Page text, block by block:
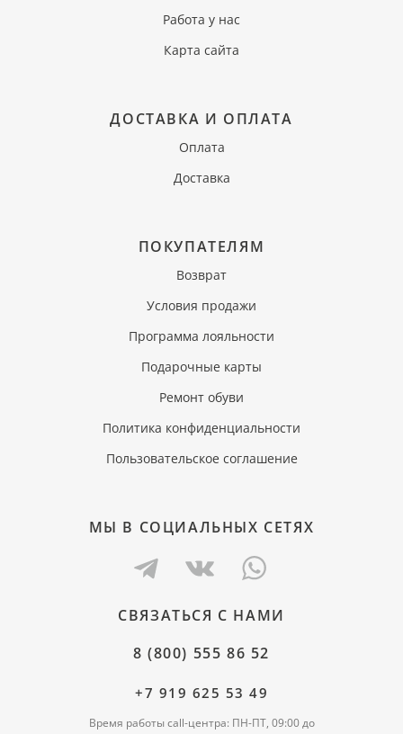
Работа у нас
Карта сайта
ДОСТАВКА И ОПЛАТА
Оплата
Доставка
ПОКУПАТЕЛЯМ
Возврат
Условия продажи
Программа лояльности
Подарочные карты
Ремонт обуви
Политика конфиденциальности
Пользовательское соглашение
МЫ В СОЦИАЛЬНЫХ СЕТЯХ
СВЯЗАТЬСЯ С НАМИ
8 (800) 555 86 52
+7 919 625 53 49
Время работы call-центра: ПН-ПТ, 09:00 до